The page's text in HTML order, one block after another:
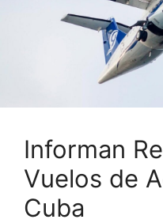
Informan
Vuelos de
Cuba